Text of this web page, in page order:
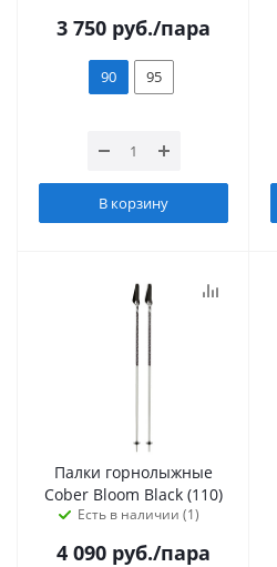
3 750 руб./пара
90 95
В корзину
Палки горнолыжные
Cober Bloom Black (110)
Есть в наличии (1)
4 090 руб./пара